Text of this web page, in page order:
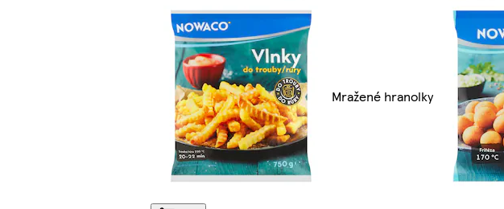
Mražené hranolky